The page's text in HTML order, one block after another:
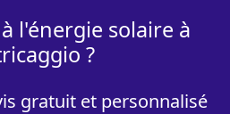
l'énergie solaire à
?
gratuit et personnalisé